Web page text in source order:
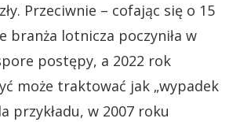
Przeciwnie – cofając się o 15
branża lotnicza poczyniła w
postępy, a 2022 rok
może traktować jak „wypadek
przykładu, w 2007 roku